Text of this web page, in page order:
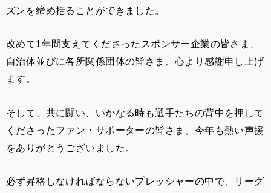
ズンを締め括ることができました。
改めて1年間支えてくださったスポンサー企業の皆さま、
自治体並びに各所関係団体の皆さま、心より感謝申し上げ
ます。
そして、共に闘い、いかなる時も選手たちの背中を押して
くださったファン・サポーターの皆さま、今年も熱い声援
をありがとうございました。
必ず昇格しなければならないプレッシャーの中で、リーグ